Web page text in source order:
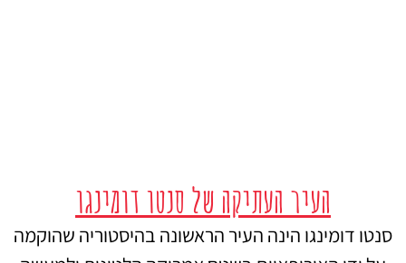
העיר העתיקה של סנטו דומינגו
סנטו דומינגו הינה העיר הראשונה בהיסטוריה שהוקמה